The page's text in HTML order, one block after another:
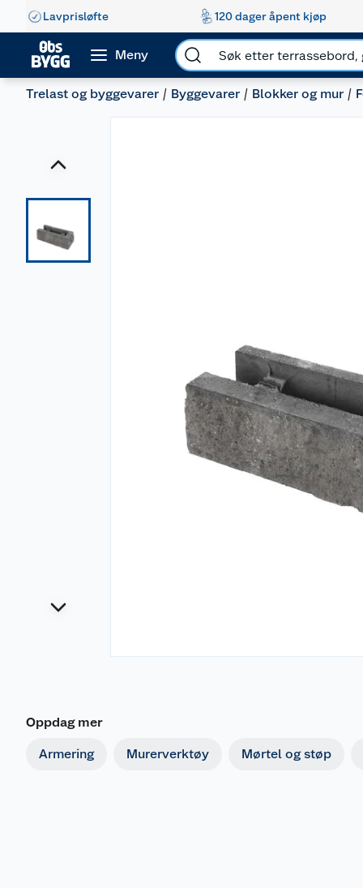
Lavprisløfte 120 dager åpent kjøp
Meny
Trelast og byggevarer Byggevarer Blokker og mur
Oppdag mer
Armering Murerverktøy Mørtel og støp